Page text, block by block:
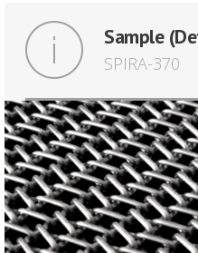
Sample
SPIRA-370